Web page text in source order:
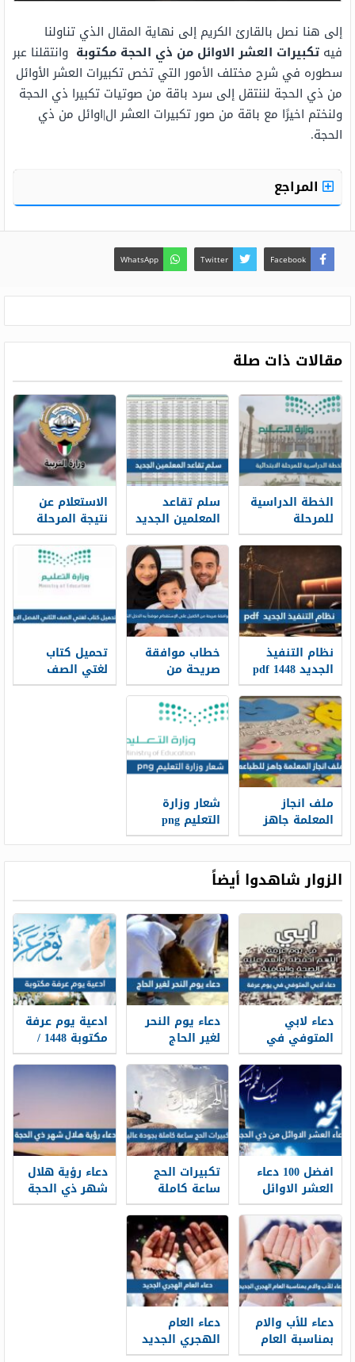
إلى هنا نصل بالقارئ الكريم إلى نهاية المقال الذي تناولنا
فيه تكبيرات العشر الاوائل من ذي الحجة مكتوبة وانتقلنا عبر
سطوره في شرح مختلف الأمور التي تخص تكبيرات العشر الأوائل
من ذي الحجة لننتقل إلى سرد باقة من صوتيات تكبيرا ذي الحجة
ولنختم اخيرًا مع باقة من صور تكبيرات العشر ال|اوائل من ذي
الحجة.
المراجع
Facebook
Twitter
WhatsApp
مقالات ذات صلة
الخطة الدراسية
للمرحلة
الابتدائية 1448
سلم تقاعد
المعلمين الجديد
1448
الاستعلام عن
نتيجة المرحلة
المتوسطة
بالرقم المدني
في الكويت
نظام التنفيذ
الجديد 1448 pdf
خطاب موافقة
صريحة من
الكفيل على
الإستقدام
موضحاً به الدخل
الشهري 1448
تحميل كتاب
لغتي الصف
الثاني الفصل
ملف انجاز
المعلمة جاهز
للطباعه 1448
شعار وزارة
التعليم png
الجديد 1448
الزوار شاهدوا أيضاً
دعاء لابي
المتوفي في
يوم عرفة 2026
أدعية لأبي
المتوفي في
وقفة عرفة 1448
دعاء يوم النحر
لغير الحاج
مكتوب 2026 ،
أدعية يوم النحر
لغير الحاج 1448
ادعية يوم عرفة
مكتوبة 1448 /
2026 لبيك اللهم
لبيك
افضل 100 دعاء
العشر الاوائل
من ذي الحجة
مكتوب 1448 /
2026
تكبيرات الحج
ساعة كاملة
بجودة عالية
1448 -2026 لبيك
اللهم لبيك
دعاء رؤية هلال
شهر ذي الحجة
1448 كامل
دعاء للأب والام
بمناسبة العام
الهجري الجديد
دعاء العام
الهجري الجديد
1448 مكتوب